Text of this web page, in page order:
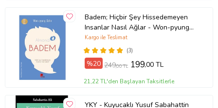
Badem; Hiçbir Şey Hissedemeyen
Insanlar Nasıl Ağlar - Won-pyung
Sohn - Peta Kitap
(3)
Kargo ile Teslimat
%20 249,00 TL 199,00 TL
21,22 TL'den Başlayan Taksitlerle
YKY - Kuyucaklı Yusuf Sabahattin